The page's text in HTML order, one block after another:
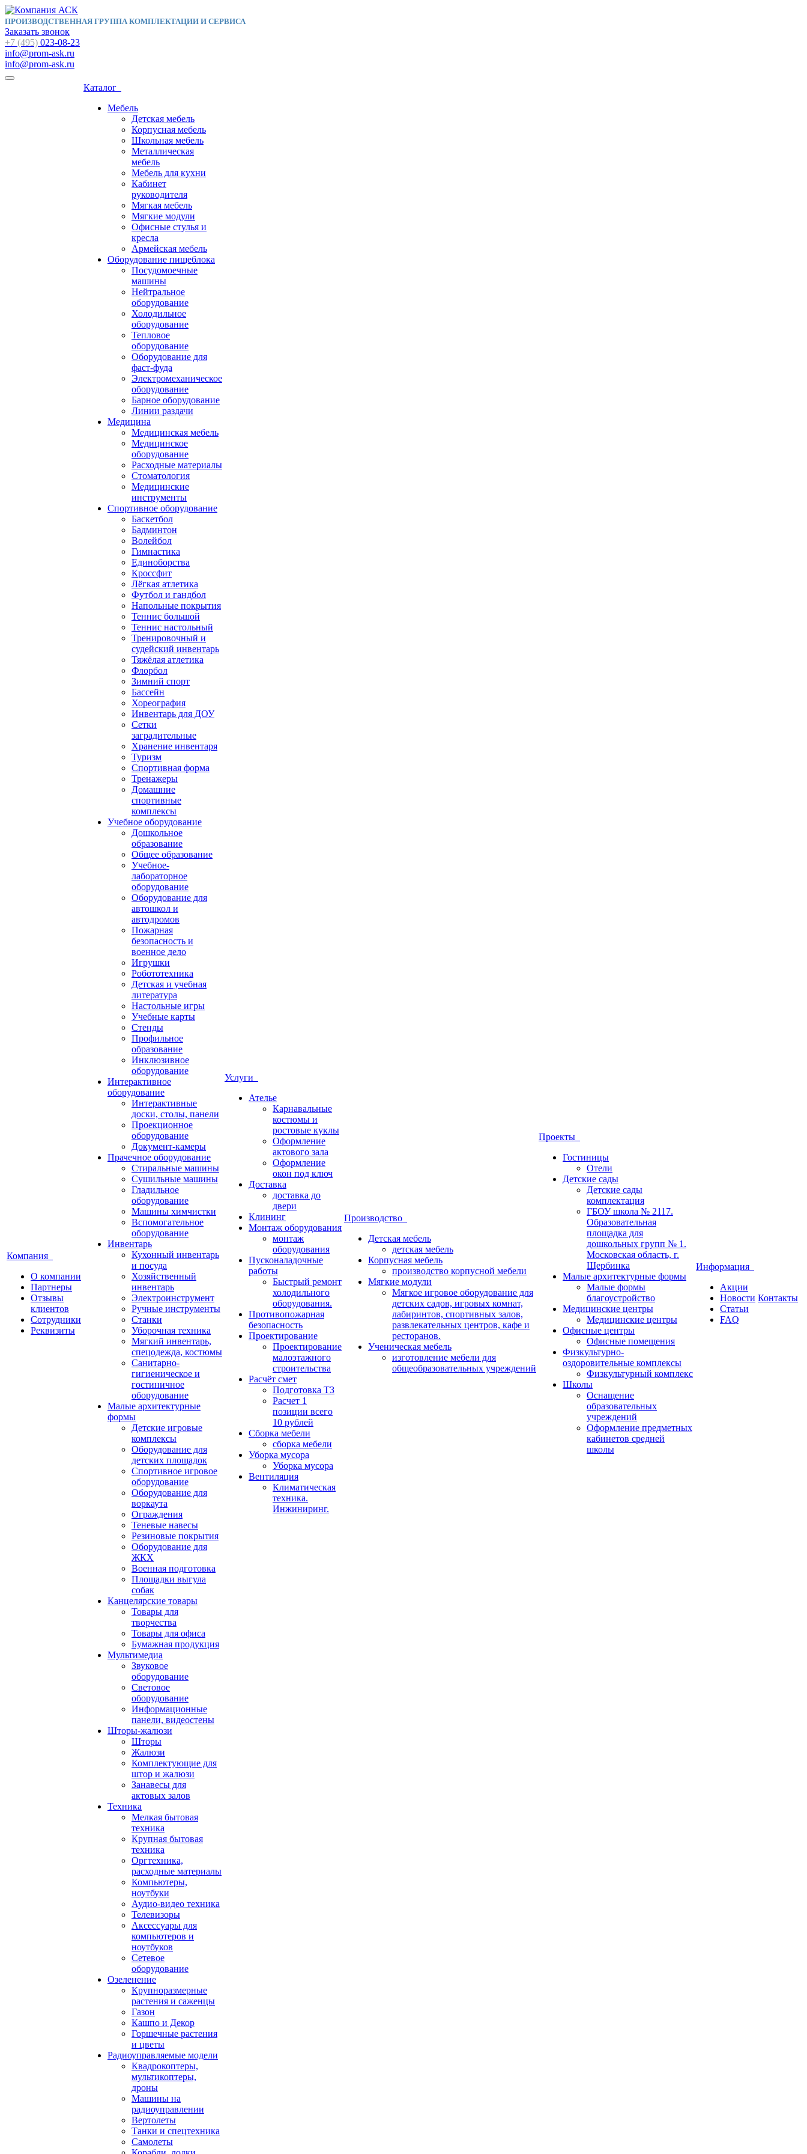
ПРОИЗВОДСТВЕННАЯ ГРУППА КОМПЛЕКТАЦИИ И СЕРВИСА
Заказать звонок
+7 (495) 023-08-23
info@prom-ask.ru
info@prom-ask.ru
Компания
О компании
Партнеры
Отзывы
клиентов
Сотрудники
Реквизиты
Каталог
Мебель
Детская мебель
Корпусная мебель
Школьная мебель
Металлическая
мебель
Мебель для кухни
Кабинет
руководителя
Мягкая мебель
Мягкие модули
Офисные стулья и
кресла
Армейская мебель
Оборудование пищеблока
Посудомоечные
машины
Нейтральное
оборудование
Холодильное
оборудование
Тепловое
оборудование
Оборудование для
фаст-фуда
Электромеханическое
оборудование
Барное оборудование
Линии раздачи
Медицина
Медицинская мебель
Медицинское
оборудование
Расходные материалы
Стоматология
Медицинские
инструменты
Спортивное оборудование
Баскетбол
Бадминтон
Волейбол
Гимнастика
Единоборства
Кроссфит
Лёгкая атлетика
Футбол и гандбол
Напольные покрытия
Теннис большой
Теннис настольный
Тренировочный и
судейский инвентарь
Тяжёлая атлетика
Флорбол
Зимний спорт
Бассейн
Хореография
Инвентарь для ДОУ
Сетки
заградительные
Хранение инвентаря
Туризм
Спортивная форма
Тренажеры
Домашние
спортивные
комплексы
Учебное оборудование
Дошкольное
образование
Общее образование
Учебное-
лабораторное
оборудование
Оборудование для
автошкол и
автодромов
Пожарная
безопасность и
военное дело
Игрушки
Робототехника
Детская и учебная
литература
Настольные игры
Учебные карты
Стенды
Профильное
образование
Инклюзивное
оборудование
Интерактивное
оборудование
Интерактивные
доски, столы, панели
Проекционное
оборудование
Документ-камеры
Прачечное оборудование
Стиральные машины
Сушильные машины
Гладильное
оборудование
Машины химчистки
Вспомогательное
оборудование
Инвентарь
Кухонный инвентарь
и посуда
Хозяйственный
инвентарь
Электроинструмент
Ручные инструменты
Станки
Уборочная техника
Мягкий инвентарь,
спецодежда, костюмы
Санитарно-
гигиеническое и
гостиничное
оборудование
Малые архитектурные
формы
Детские игровые
комплексы
Оборудование для
детских площадок
Спортивное игровое
оборудование
Оборудование для
воркаута
Ограждения
Теневые навесы
Резиновые покрытия
Оборудование для
ЖКХ
Военная подготовка
Площадки выгула
собак
Канцелярские товары
Товары для
творчества
Товары для офиса
Бумажная продукция
Мультимедиа
Звуковое
оборудование
Световое
оборудование
Информационные
панели, видеостены
Шторы-жалюзи
Шторы
Жалюзи
Комплектующие для
штор и жалюзи
Занавесы для
актовых залов
Техника
Мелкая бытовая
техника
Крупная бытовая
техника
Оргтехника,
расходные материалы
Компьютеры,
ноутбуки
Аудио-видео техника
Телевизоры
Аксессуары для
компьютеров и
ноутбуков
Сетевое
оборудование
Озеленение
Крупноразмерные
растения и саженцы
Газон
Кашпо и Декор
Горшечные растения
и цветы
Радиоуправляемые модели
Квадрокоптеры,
мультикоптеры,
дроны
Машины на
радиоуправлении
Вертолеты
Танки и спецтехника
Самолеты
Услуги
Ателье
Карнавальные
костюмы и
ростовые куклы
Оформление
актового зала
Оформление
окон под ключ
Доставка
доставка до
двери
Клининг
Монтаж оборудования
монтаж
оборудования
Пусконаладочные
работы
Быстрый ремонт
холодильного
оборудования.
Противопожарная
безопасность
Проектирование
Проектирование
малоэтажного
строительства
Расчёт смет
Подготовка ТЗ
Расчет 1
позиции всего
10 рублей
Сборка мебели
сборка мебели
Уборка мусора
Уборка мусора
Вентиляция
Климатическая
техника.
Инжиниринг.
Производство
Детская мебель
детская мебель
Корпусная мебель
производство корпусной мебели
Мягкие модули
Мягкое игровое оборудование для
детских садов, игровых комнат,
лабиринтов, спортивных залов,
развлекательных центров, кафе и
ресторанов.
Ученическая мебель
изготовление мебели для
общеобразовательных учреждений
Проекты
Гостиницы
Отели
Детские сады
Детские сады
комплектация
ГБОУ школа № 2117.
Образовательная
площадка для
дошкольных групп № 1.
Московская область, г.
Щербинка
Малые архитектурные формы
Малые формы
благоустройство
Медицинские центры
Медицинские центры
Офисные центры
Офисные помещения
Физкультурно-
оздоровительные комплексы
Физкультурный комплекс
Школы
Оснащение
образовательных
учреждений
Оформление предметных
кабинетов средней
школы
Информация
Акции
Новости
Статьи
FAQ
Контакты